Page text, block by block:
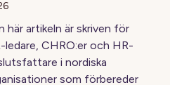
här artikeln är skriven för
ledare, CHRO:er och HR-
i nordiska
som förbereder